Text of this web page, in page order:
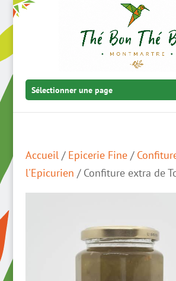
Sélectionner une page
Accueil/ Epicerie Fine/
l'Epicurien / Confiture extra de